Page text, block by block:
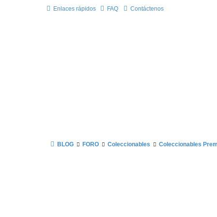
Enlaces rápidos FAQ Contáctenos
BLOG FORO Coleccionables Coleccionables